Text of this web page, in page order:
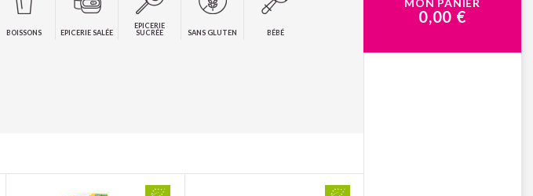
BOISSONS EPICERIE SALÉE
EPICERIE
SUCRÉE
SANS GLUTEN BÉBÉ
MON PANIER
0,00 €